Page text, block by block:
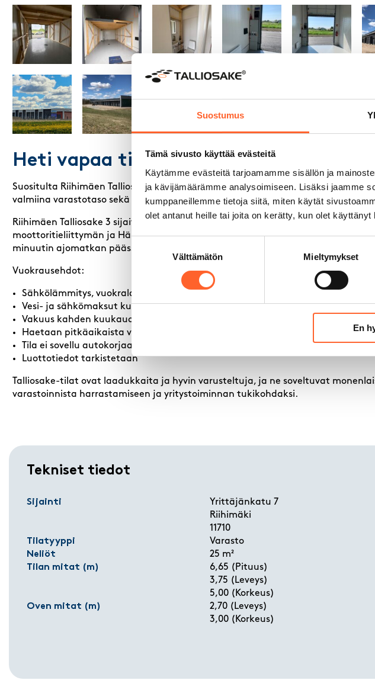
Suostumus
Tämä sivusto käyttää evästeitä
Käytämme evästeitä tarjoamamme sisällön ja
ja kävijämäärämme analysoimiseen. Lisäksi jaamme
kumppaneillemme tietoja siitä, miten käytät
olet antanut heille tai joita on kerätty, kun olet käyttänyt
Välttämätön Mieltymykset
En
Heti vapaa tila vuokrattavana!
Suositulta Riihimäen Talliosakkeelta monikäyttöinen varasto, autotalli,
valmiina varastotaso sekä wc.
Riihimäen Talliosake 3 sijaitsee huippupaikalla Mattilan kaupunginosassa,
moottoritieliittymän ja Hämeenlinnantien liittymän kupeessa. Riihimäen
minuutin ajomatkan päässä.
Vuokrausehdot:
Sähkölämmitys, vuokralainen tekee oman sähkösopimuksen
Vesi- ja sähkömaksut kulutuksen mukaan
Vakuus kahden kuukauden vuokraa vastaava määrä
Haetaan pitkäaikaista vuokralaista
Tila ei sovellu autokorjaamoksi eikä autopesulaksi
Luottotiedot tarkistetaan
Talliosake-tilat ovat laadukkaita ja hyvin varusteltuja, ja ne soveltuvat
varastoinnista harrastamiseen ja yritystoiminnan tukikohdaksi.
Tekniset tiedot
Sijainti
Yrittäjänkatu 7
Riihimäki
11710
Tilatyyppi
Varasto
Neliöt
25 m²
Tilan mitat (m)
6,65 (Pituus)
3,75 (Leveys)
5,00 (Korkeus)
Oven mitat (m)
2,70 (Leveys)
3,00 (Korkeus)